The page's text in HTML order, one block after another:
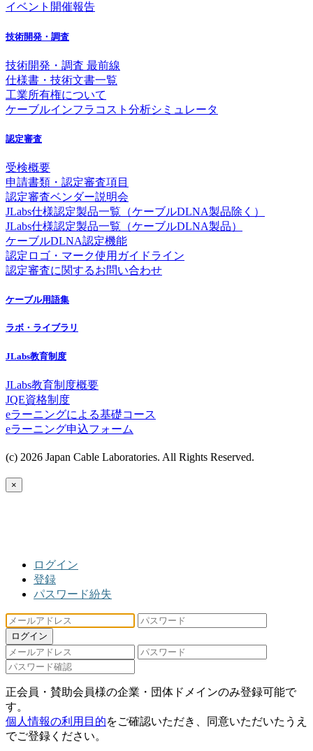
イベント開催報告
技術開発・調査
技術開発・調査 最前線
仕様書・技術文書一覧
工業所有権について
ケーブルインフラコスト分析シミュレータ
認定審査
受検概要
申請書類・認定審査項目
認定審査ベンダー説明会
JLabs仕様認定製品一覧（ケーブルDLNA製品除く）
JLabs仕様認定製品一覧（ケーブルDLNA製品）
ケーブルDLNA認定機能
認定ロゴ・マーク使用ガイドライン
認定審査に関するお問い合わせ
ケーブル用語集
ラボ・ライブラリ
JLabs教育制度
JLabs教育制度概要
JQE資格制度
eラーニングによる基礎コース
eラーニング申込フォーム
(c) 2026 Japan Cable Laboratories. All Rights Reserved.
×
ログイン
登録
パスワード紛失
ログイン
正会員・賛助会員様の企業・団体ドメインのみ登録可能で
す。
個人情報の利用目的をご確認いただき、同意いただいたうえ
でご登録ください。